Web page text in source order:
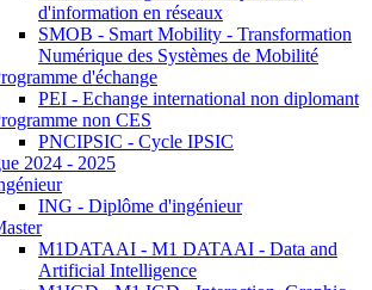
d'information en réseaux
SMOB - Smart Mobility - Transformation
Numérique des Systèmes de Mobilité
d'échange
PEI - Echange international non diplomant
non CES
PNCIPSIC - Cycle IPSIC
2024 - 2025
ING - Diplôme d'ingénieur
M1DATAAI - M1 DATAAI - Data and
Artificial Intelligence